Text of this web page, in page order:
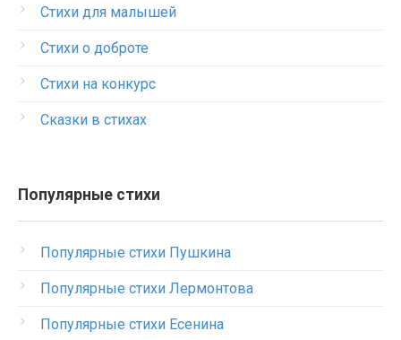
Стихи для малышей
Стихи о доброте
Стихи на конкурс
Сказки в стихах
Популярные стихи
Популярные стихи Пушкина
Популярные стихи Лермонтова
Популярные стихи Есенина